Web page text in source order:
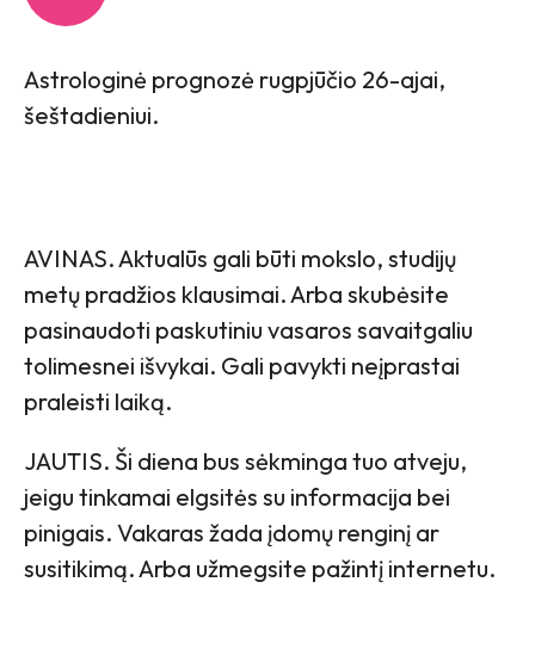
Astrologinė prognozė rugpjūčio 26-ajai,
šeštadieniui.
AVINAS. Aktualūs gali būti mokslo, studijų
metų pradžios klausimai. Arba skubėsite
pasinaudoti paskutiniu vasaros savaitgaliu
tolimesnei išvykai. Gali pavykti neįprastai
praleisti laiką.
JAUTIS. Ši diena bus sėkminga tuo atveju,
jeigu tinkamai elgsitės su informacija bei
pinigais. Vakaras žada įdomų renginį ar
susitikimą. Arba užmegsite pažintį internetu.